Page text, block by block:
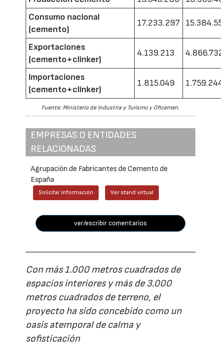
Consumo nacional
(cemento)
17.233.297
Exportaciones
(cemento+clínker)
4.139.213
Importaciones
(cemento+clínker)
1.815.049
Fuente: Ministerio de Industria y Turismo y Oficemen.
EMPRESAS O ENTIDADES
RELACIONADAS
Agrupación de Fabricantes de Cemento de
España
Solicitar información Ver stand virtual
ver/escribir comentarios
Con más 1.000 metros cuadrados de
espacios interiores y más de 3.000
metros cuadrados de terreno, el
proyecto ha sido concebido como un
oasis atemporal de calma y
sofisticación